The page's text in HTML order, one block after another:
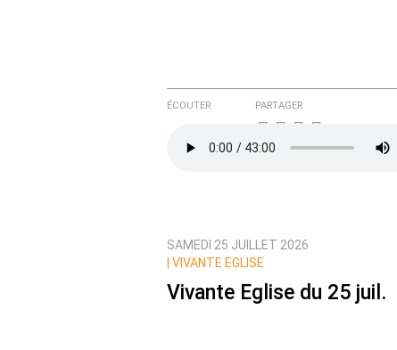
Prévenez-moi de tous les
ÉCOUTER PARTAGER
SAMEDI 25 JUILLET 2026
VIVANTE EGLISE
Vivante Eglise du 25 juil.